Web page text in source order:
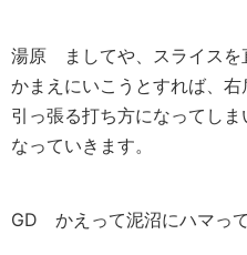
湯原 ましてや、スライスを
かまえにいこうとすれば、
引っ張る打ち方になってし
なっていきます。
GD かえって泥沼にハマっ